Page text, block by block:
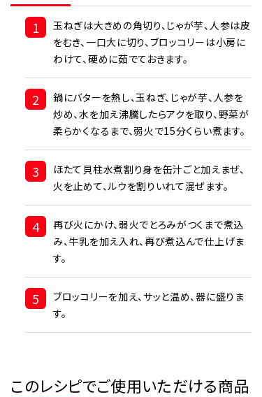
1
玉ねぎは大きめの角切り、じゃが芋、人参は皮
をむき、一口大に切り、ブロッコリーは小房に
わけて、硬めに茹でておきます。
2
鍋にバターを熱し、玉ねぎ、じゃが芋、人参を
炒め、水を加え沸騰したらアクを取り、野菜が
柔らかくなるまで、弱火で15分くらい煮ます。
3
ほたて貝柱水煮割り身を缶汁ごと加えまぜ、
火を止めて、ルウを割りいれて混ぜます。
4
再び火にかけ、弱火でとろみがつくまで煮込
み、牛乳を加え入れ、再び煮込んで仕上げま
す。
5
ブロッコリーを加え、サッと温め、器に盛りま
す。
このレシピでご使用いただける商品